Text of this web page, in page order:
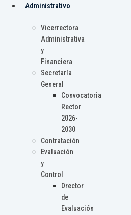
Administrativo
Vicerrectora
Administrativa
y
Financiera
Secretaría
General
Convocatoria
Rector
2026-
2030
Contratación
Evaluación
y
Control
Drector
de
Evaluación